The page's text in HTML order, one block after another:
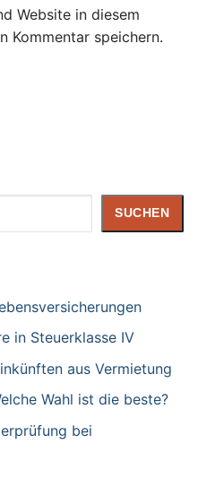
Website in diesem
Kommentar speichern.
SUCHEN
in Steuerklasse IV
aus Vermietung
Wahl ist die beste?
bei